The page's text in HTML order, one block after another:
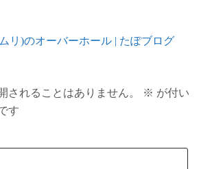
リ)のオーバーホール | たぽブログ
されることはありません。 ※ が付い
す